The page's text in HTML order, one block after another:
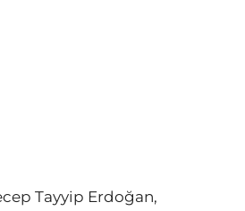
Tayyip Erdoğan,